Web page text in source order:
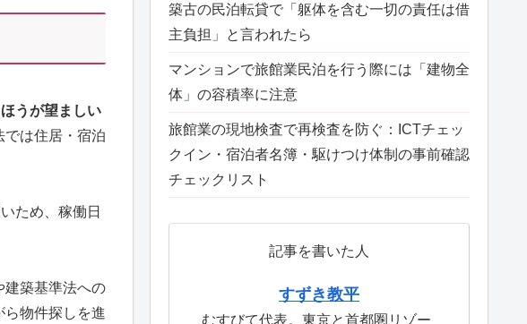
うが望ましい
では住居・宿泊
ため、稼働日
建築基準法への
物件探しを進
築古の民泊転貸で「躯体を含む一切の責任は借
主負担」と言われたら
マンションで旅館業民泊を行う際には「建物全
体」の容積率に注意
旅館業の現地検査で再検査を防ぐ：ICTチェッ
クイン・宿泊者名簿・駆けつけ体制の事前確認
チェックリスト
記事を書いた人
すずき教平
むすびて代表。東京と首都圏リゾー